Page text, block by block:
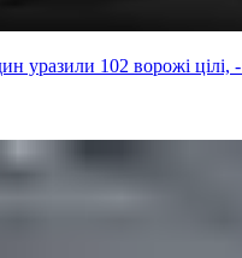
уразили 102 ворожі цілі,